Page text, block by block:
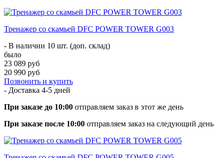
Тренажер со скамьей DFC POWER TOWER G003
- В наличии 10 шт. (доп. склад)
было
23 089 руб
20 990 руб
Позвонить и купить
- Доставка 4-5 дней
При заказе до 10:00 отправляем заказ в этот же день
При заказе после 10:00 отправляем заказ на следующий день